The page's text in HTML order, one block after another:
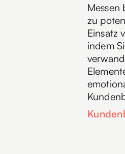
Messen
zu
Einsatz
indem